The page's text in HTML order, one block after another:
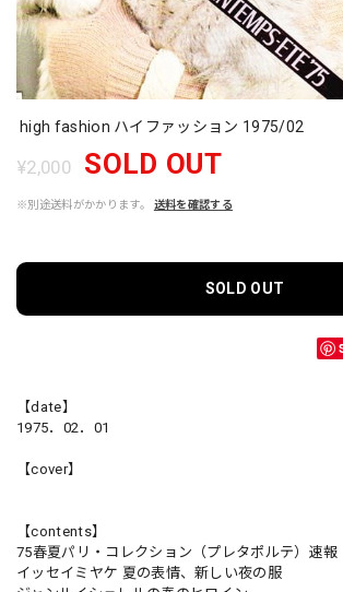
high fashion ハイファッション 1975/02
¥2,000 SOLD OUT
※別途送料がかかります。 送料を確認する
SOLD OUT
【date】
1975．02．01
【cover】
【contents】
75春夏パリ・コレクション（プレタポルテ）速報
イッセイミヤケ 夏の表情、新しい夜の服